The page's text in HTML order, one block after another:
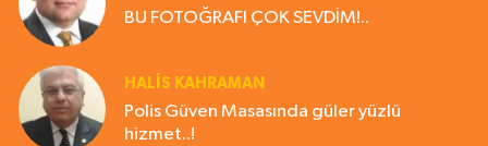
BU FOTOĞRAFI ÇOK SEVDİM!..
HALIS KAHRAMAN
Polis Güven Masasında güler yüzlü
hizmet..!